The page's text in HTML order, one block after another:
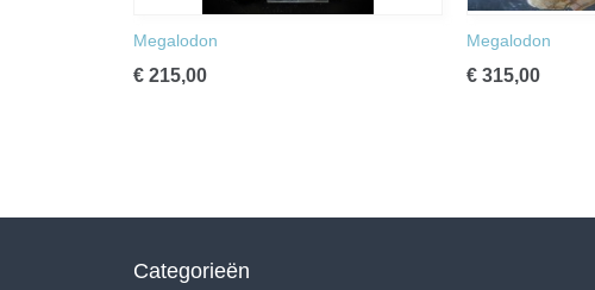
Megalodon
€ 215,00
Megalodon
€ 315,00
Categorieën